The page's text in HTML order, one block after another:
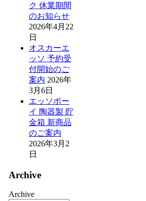
ク 休業期間
のお知らせ
2026年4月22
日
オスカーエ
ッソ 予約受
付開始のご
案内 2026年
3月6日
エッソボー
イ 陶器製 貯
金箱 新商品
のご案内
2026年3月2
日
Archive
Archive